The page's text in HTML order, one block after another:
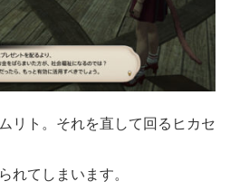
リト。それを直して回るヒカセ
れてしまいます。